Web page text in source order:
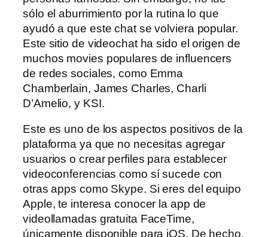
sólo el aburrimiento por la rutina lo que
ayudó a que este chat se volviera popular.
Este sitio de videochat ha sido el origen de
muchos movies populares de influencers
de redes sociales, como Emma
Chamberlain, James Charles, Charli
D’Amelio, y KSI.
Este es uno de los aspectos positivos de la
plataforma ya que no necesitas agregar
usuarios o crear perfiles para establecer
videoconferencias como sí sucede con
otras apps como Skype. Si eres del equipo
Apple, te interesa conocer la app de
videollamadas gratuita FaceTime,
únicamente disponible para iOS. De hecho,